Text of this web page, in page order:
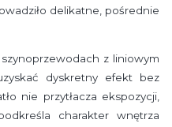
delikatne, pośrednie
z liniowym
dyskretny efekt bez
nie przytłacza ekspozycji,
charakter wnętrza